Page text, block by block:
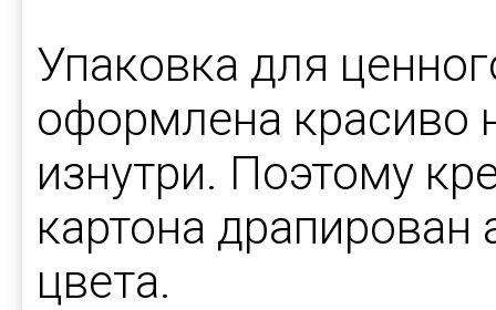
Упаковка для
оформлена красиво
изнутри. Поэтому
картона драпирован
цвета.